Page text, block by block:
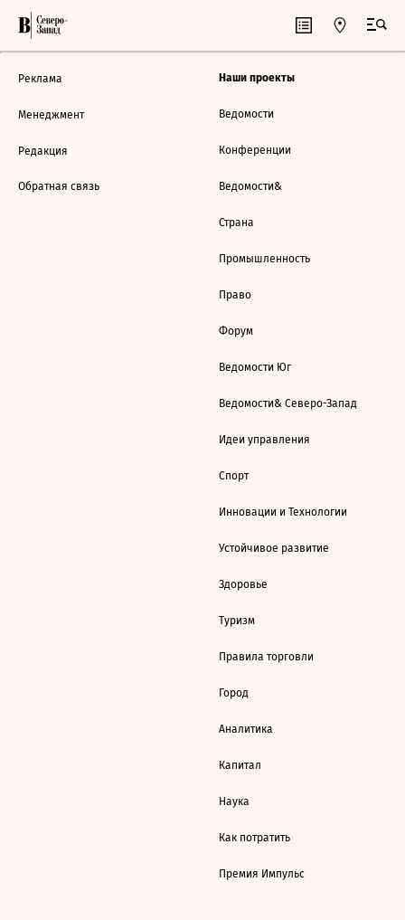
Реклама
Менеджмент
Редакция
Обратная связь
Наши проекты
Ведомости
Конференции
Ведомости&
Страна
Промышленность
Право
Форум
Ведомости Юг
Ведомости& Северо-Запад
Идеи управления
Спорт
Инновации и Технологии
Устойчивое развитие
Здоровье
Туризм
Правила торговли
Город
Аналитика
Капитал
Наука
Как потратить
Премия Импульс